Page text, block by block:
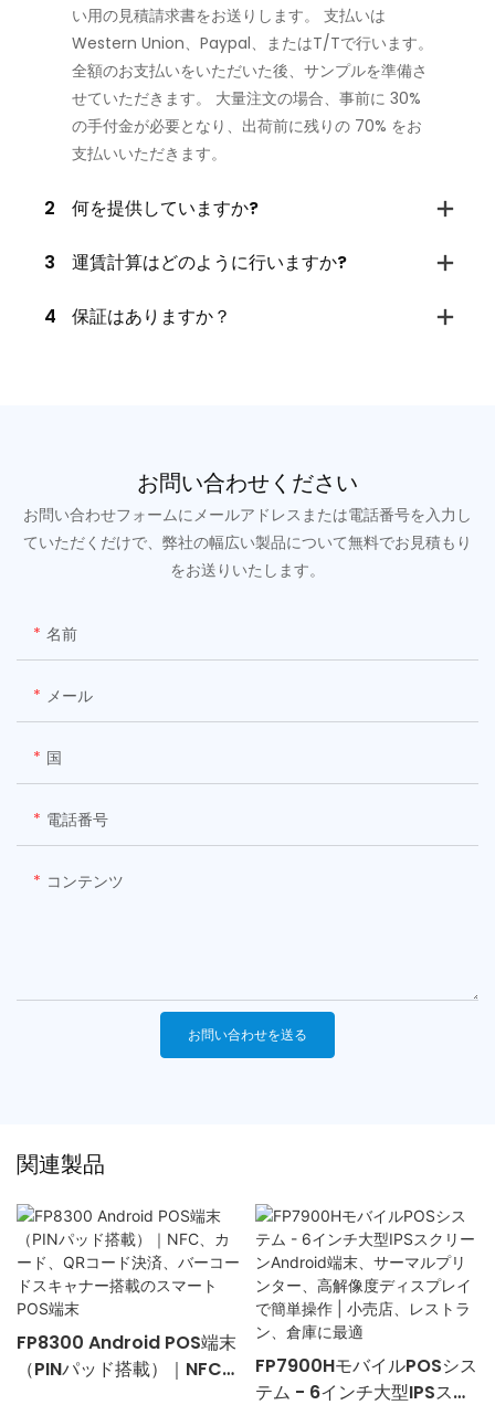
い用の見積請求書をお送りします。 支払いは
Western Union、Paypal、またはT/Tで行います。
全額のお支払いをいただいた後、サンプルを準備さ
せていただきます。 大量注文の場合、事前に 30%
の手付金が必要となり、出荷前に残りの 70% をお
支払いいただきます。
2 何を提供していますか?
3 運賃計算はどのように行いますか?
4 保証はありますか？
お問い合わせください
お問い合わせフォームにメールアドレスまたは電話番号を入力し
ていただくだけで、弊社の幅広い製品について無料でお見積もり
をお送りいたします。
名前
メール
国
電話番号
コンテンツ
お問い合わせを送る
関連製品
FP8300 Android POS端末
（PINパッド搭載）｜NFC、
FP7900HモバイルPOSシス
テム - 6インチ大型IPSスク